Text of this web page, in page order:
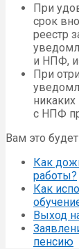
При
срок
реестр
и НПФ,
При
никаких
с НПФ
Вам это
Как
работы?
Как
Выход
пенсию